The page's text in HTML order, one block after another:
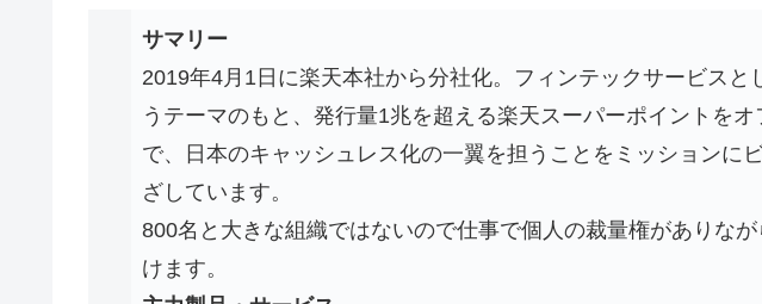
サマリー
2019年4月1日に楽天本社から分社化。フィンテックサービスと
うテーマのもと、発行量1兆を超える楽天スーパーポイントをオ
で、日本のキャッシュレス化の一翼を担うことをミッションに
ざしています。
800名と大きな組織ではないので仕事で個人の裁量権がありな
けます。